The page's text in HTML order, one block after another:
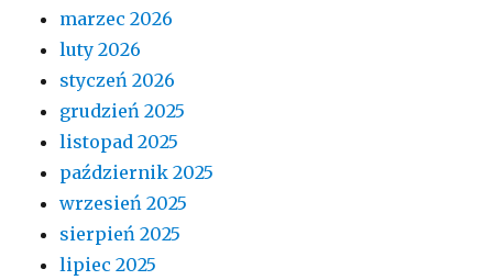
marzec 2026
luty 2026
styczeń 2026
grudzień 2025
listopad 2025
październik 2025
wrzesień 2025
sierpień 2025
lipiec 2025